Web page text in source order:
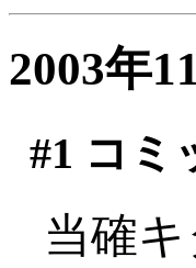
2003年
#1 コミ
当確